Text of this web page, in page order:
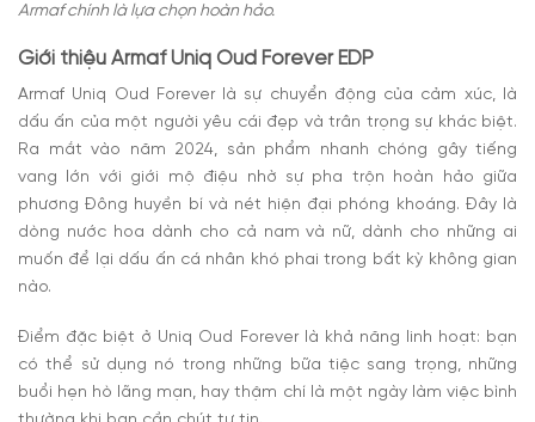
Armaf chính là lựa chọn hoàn hảo.
Giới thiệu Armaf Uniq Oud Forever EDP
Armaf Uniq Oud Forever là sự chuyển động của cảm xúc, là
dấu ấn của một người yêu cái đẹp và trân trọng sự khác biệt.
Ra mắt vào năm 2024, sản phẩm nhanh chóng gây tiếng
vang lớn với giới mộ điệu nhờ sự pha trộn hoàn hảo giữa
phương Đông huyền bí và nét hiện đại phóng khoáng. Đây là
dòng nước hoa dành cho cả nam và nữ, dành cho những ai
muốn để lại dấu ấn cá nhân khó phai trong bất kỳ không gian
nào.
Điểm đặc biệt ở Uniq Oud Forever là khả năng linh hoạt: bạn
có thể sử dụng nó trong những bữa tiệc sang trọng, những
buổi hẹn hò lãng mạn, hay thậm chí là một ngày làm việc bình